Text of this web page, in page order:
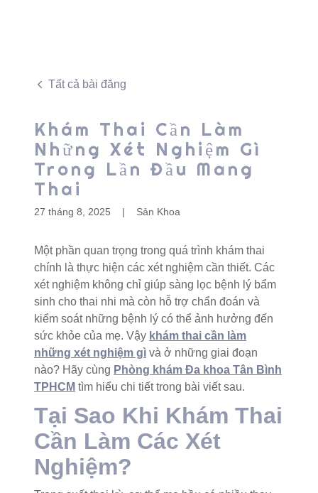
Tất cả bài đăng
Khám Thai Cần Làm
Những Xét Nghiệm Gì
Trong Lần Đầu Mang
Thai
27 tháng 8, 2025 | Sản Khoa
Một phần quan trọng trong quá trình khám thai
chính là thực hiện các xét nghiệm cần thiết. Các
xét nghiệm không chỉ giúp sàng lọc bệnh lý bẩm
sinh cho thai nhi mà còn hỗ trợ chẩn đoán và
kiểm soát những bệnh lý có thể ảnh hưởng đến
sức khỏe của mẹ. Vậy khám thai cần làm
những xét nghiệm gì và ở những giai đoạn
nào? Hãy cùng Phòng khám Đa khoa Tân Bình
TPHCM tìm hiểu chi tiết trong bài viết sau.
Tại Sao Khi Khám Thai
Cần Làm Các Xét
Nghiệm?